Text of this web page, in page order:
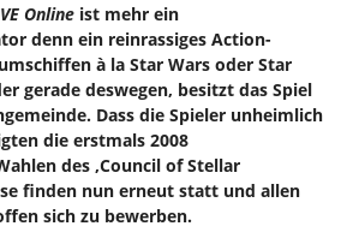
Online ist mehr ein
denn ein reinrassiges Action-
à la Star Wars oder Star
gerade deswegen, besitzt das Spiel
Dass die Spieler unheimlich
die erstmals 2008
des ‚Council of Stellar
finden nun erneut statt und allen
sich zu bewerben.